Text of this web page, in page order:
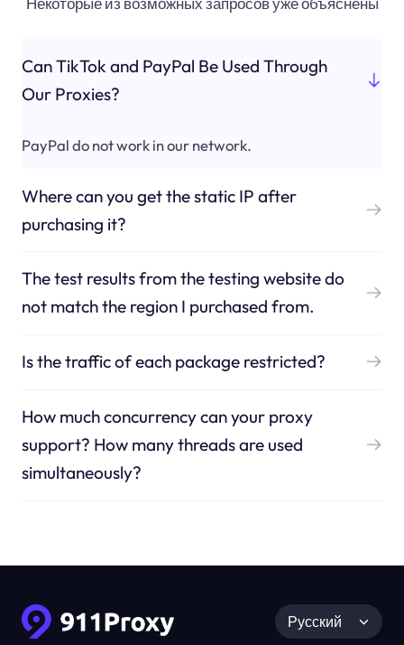
Can TikTok and PayPal Be Used Through
Our Proxies?
PayPal do not work in our network.
Where can you get the static IP after
purchasing it?
The test results from the testing website do
not match the region I purchased from.
Is the traffic of each package restricted?
How much concurrency can your proxy
support? How many threads are used
simultaneously?
Русский